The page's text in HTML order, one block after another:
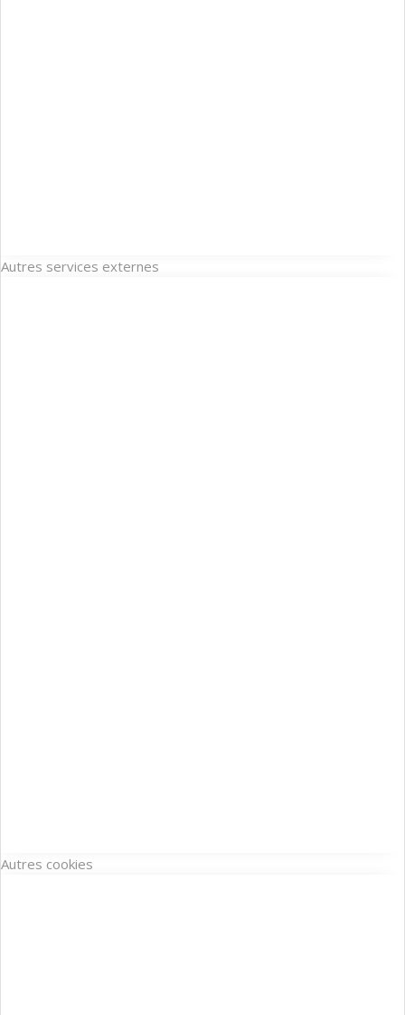
Autres services externes
Autres cookies